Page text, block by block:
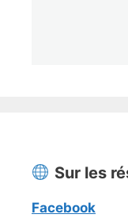
Sur les
Facebook